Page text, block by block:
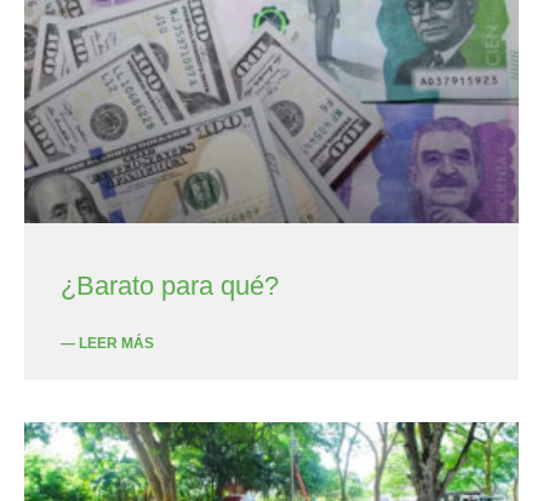
¿Barato para qué?
— LEER MÁS